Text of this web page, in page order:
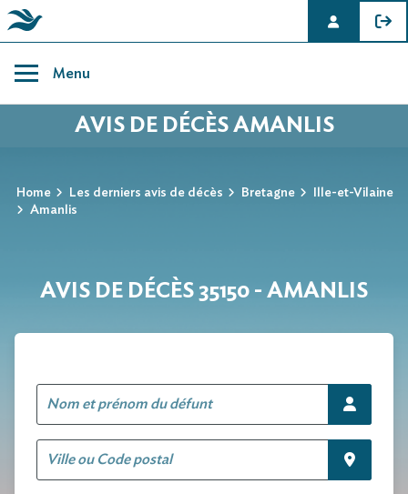
content
Menu
AVIS DE DÉCÈS AMANLIS
Home Les derniers avis de décès Bretagne
Ille-et-Vilaine
Amanlis
AVIS DE DÉCÈS 35150 - AMANLIS